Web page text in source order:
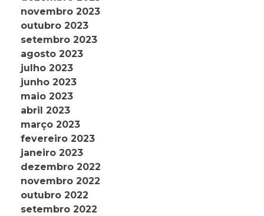
novembro 2023
outubro 2023
setembro 2023
agosto 2023
julho 2023
junho 2023
maio 2023
abril 2023
março 2023
fevereiro 2023
janeiro 2023
dezembro 2022
novembro 2022
outubro 2022
setembro 2022